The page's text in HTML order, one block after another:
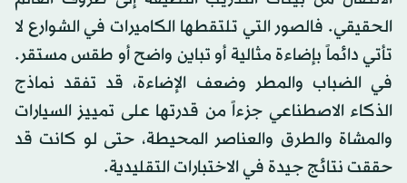
الحقيقي. فالصور التي تلتقطها الكاميرات في الشوارع لا
تأتي دائماً بإضاءة مثالية أو تباين واضح أو طقس مستقر.
في الضباب والمطر وضعف الإضاءة، قد تفقد نماذج
الذكاء الاصطناعي جزءاً من قدرتها على تمييز السيارات
والمشاة والطرق والعناصر المحيطة، حتى لو كانت قد
حققت نتائج جيدة في الاختبارات التقليدية.